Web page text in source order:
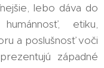
lebo dáva do
etiku,
a poslušnosť voči
západné